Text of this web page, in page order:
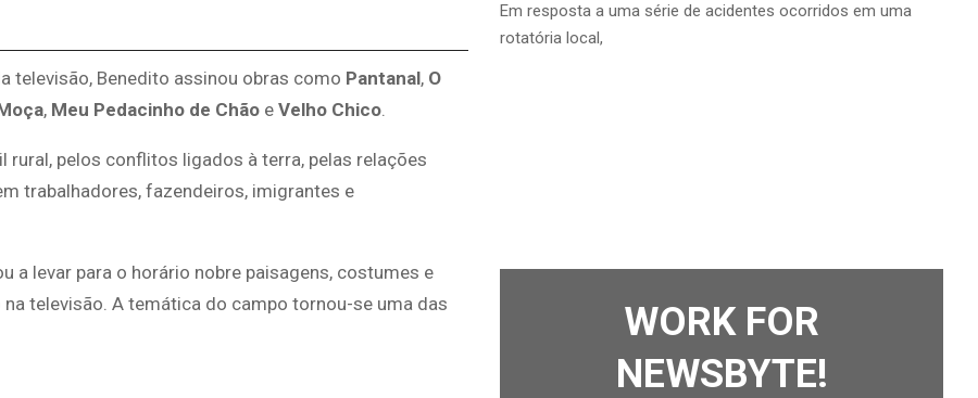
televisão, Benedito assinou obras como Pantanal, O
, Meu Pedacinho de Chão e Velho Chico.
pelos conflitos ligados à terra, pelas relações
trabalhadores, fazendeiros, imigrantes e
a levar para o horário nobre paisagens, costumes e
televisão. A temática do campo tornou-se uma das
Em resposta a uma série de acidentes ocorridos em uma
rotatória local,
WORK FOR
NEWSBYTE!